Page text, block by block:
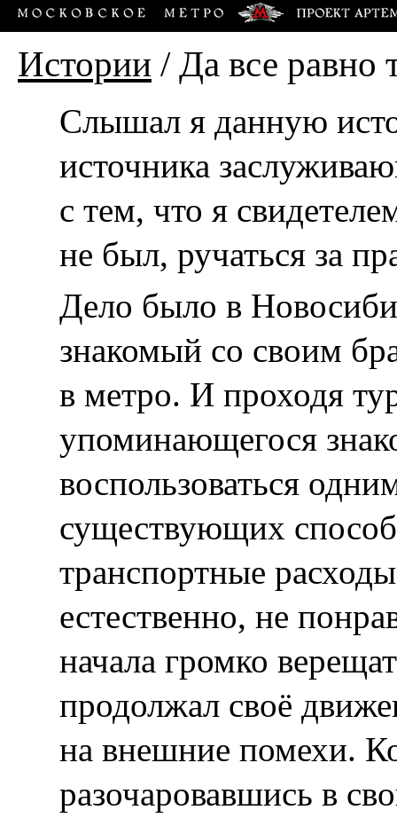
Истории /Да все равно
Слышал я данную
источника
с тем, что я
не был, ручаться за
Дело было в
знакомый со своим
в метро. И проходя
упоминающегося
воспользоваться
существующих
транспортные
естественно, не
начала громко
продолжал своё
на внешние помехи.
разочаровавшись в